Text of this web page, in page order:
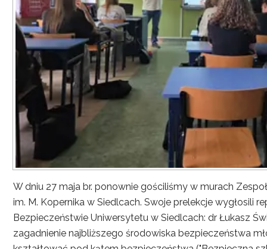
W dniu 27 maja br. ponownie gościliśmy w murach
im. M. Kopernika w Siedlcach. Swoje prelekcje wygłosili
Bezpieczeństwie Uniwersytetu w Siedlcach: dr Łukasz
zagadnienie najbliższego środowiska bezpieczeństwa